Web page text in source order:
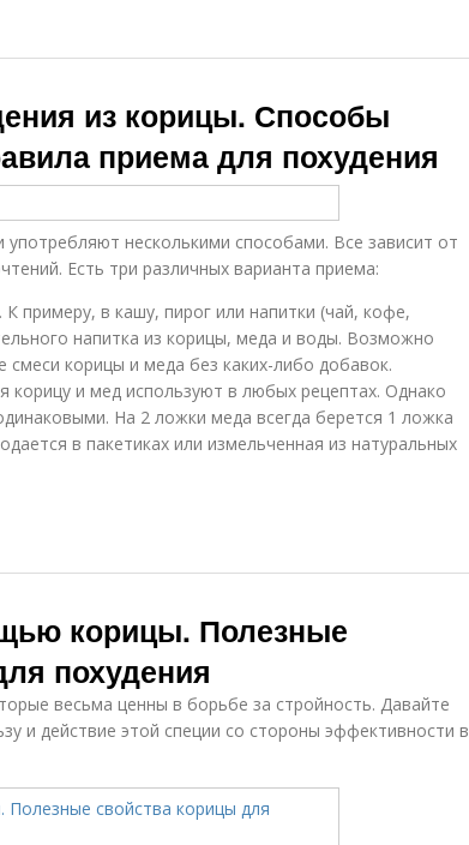
при
корицей
из корицы. Способы
приема для похудения
несколькими способами. Все зависит от
Есть три различных варианта приема:
примеру, в кашу, пирог или напитки (чай, кофе,
напитка из корицы, меда и воды. Возможно
корицы и меда без каких-либо добавок.
корицу и мед используют в любых рецептах. Однако
На 2 ложки меда всегда берется 1 ложка
в пакетиках или измельченная из натуральных
корицы. Полезные
похудения
весьма ценны в борьбе за стройность. Давайте
и действие этой специи со стороны эффективности в